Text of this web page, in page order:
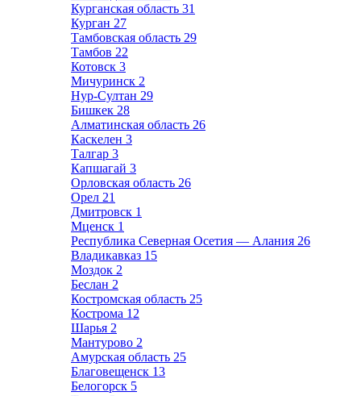
Курганская область 31
Курган 27
Тамбовская область 29
Тамбов 22
Котовск 3
Мичуринск 2
Нур-Султан 29
Бишкек 28
Алматинская область 26
Каскелен 3
Талгар 3
Капшагай 3
Орловская область 26
Орел 21
Дмитровск 1
Мценск 1
Республика Северная Осетия — Алания 26
Владикавказ 15
Моздок 2
Беслан 2
Костромская область 25
Кострома 12
Шарья 2
Мантурово 2
Амурская область 25
Благовещенск 13
Белогорск 5